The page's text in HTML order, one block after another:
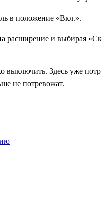
в положение «Вкл.».
и выбирая
Здесь уже
не потревожат.